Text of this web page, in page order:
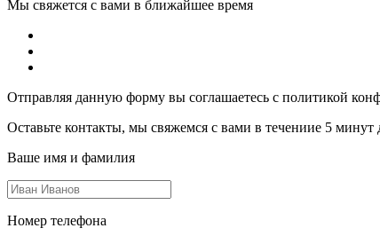
Мы свяжется с вами в ближайшее время
Отправляя данную форму вы соглашаетесь с политикой
Оставьте контакты, мы свяжемся с вами в течениие 5 минут
Ваше имя и фамилия
Номер телефона